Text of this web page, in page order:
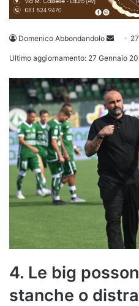
Domenico Abbondandolo
Invia
Ultimo aggiornamento: 27 Gennaio
4. Le big
stanche o